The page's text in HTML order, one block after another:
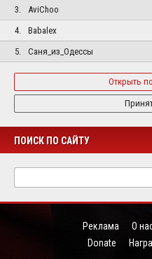
3.
AviChoo
4.
Babalex
5.
Саня_из_Одессы
Открыть
ПОИСК ПО САЙТУ
Реклама О
Donate